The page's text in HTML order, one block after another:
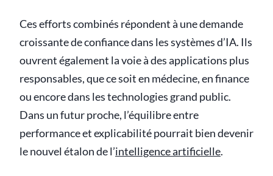
Ces efforts combinés répondent à une demande
croissante de confiance dans les systèmes d’IA. Ils
ouvrent également la voie à des applications plus
responsables, que ce soit en médecine, en finance
ou encore dans les technologies grand public.
Dans un futur proche, l’équilibre entre
performance et explicabilité pourrait bien devenir
le nouvel étalon de l’intelligence artificielle.